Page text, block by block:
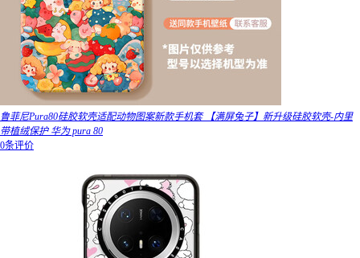
鲁菲尼Pura80硅胶软壳适配动物图案新款手机套 【满屏兔子】新升级硅胶软壳-内里
带植绒保护 华为 pura 80
0条评价